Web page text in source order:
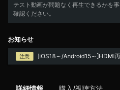
テスト動画が問題なく再生できるかを
確認ください。
お知らせ
注意 [iOS18～/Android15～]HDMI
詳細情報 購入/視聴方法